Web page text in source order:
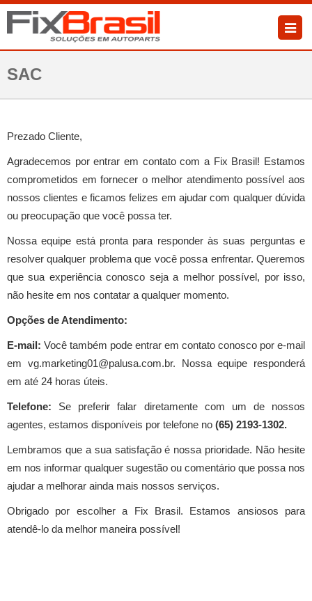
SAC
Prezado Cliente,
Agradecemos por entrar em contato com a Fix Brasil! Estamos
comprometidos em fornecer o melhor atendimento possível aos
nossos clientes e ficamos felizes em ajudar com qualquer dúvida
ou preocupação que você possa ter.
Nossa equipe está pronta para responder às suas perguntas e
resolver qualquer problema que você possa enfrentar. Queremos
que sua experiência conosco seja a melhor possível, por isso,
não hesite em nos contatar a qualquer momento.
Opções de Atendimento:
E-mail: Você também pode entrar em contato conosco por e-mail
em vg.marketing01@palusa.com.br. Nossa equipe responderá
em até 24 horas úteis.
Telefone: Se preferir falar diretamente com um de nossos
agentes, estamos disponíveis por telefone no (65) 2193-1302.
Lembramos que a sua satisfação é nossa prioridade. Não hesite
em nos informar qualquer sugestão ou comentário que possa nos
ajudar a melhorar ainda mais nossos serviços.
Obrigado por escolher a Fix Brasil. Estamos ansiosos para
atendê-lo da melhor maneira possível!